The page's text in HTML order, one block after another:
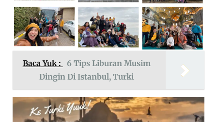
Baca Yuk :
6 Tips Liburan Musim
Dingin Di Istanbul, Turki